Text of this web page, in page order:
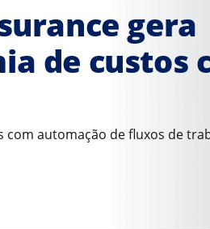
gera
de custos
automação de fluxos de